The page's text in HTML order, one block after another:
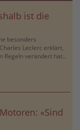
ist die
besonders
Leclerc erklärt,
Regeln verändert hat..
«Sind